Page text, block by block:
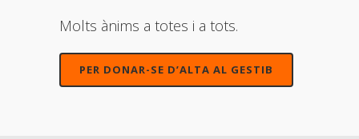
Molts ànims a totes i a tots.
PER DONAR-SE D’ALTA AL GESTIB